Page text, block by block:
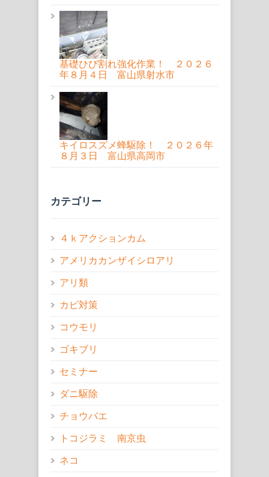
基礎ひび割れ強化作業！ ２０２６
年８月４日 富山県射水市
キイロスズメ蜂駆除！ ２０２６年
８月３日 富山県高岡市
カテゴリー
４ｋアクションカム
アメリカカンザイシロアリ
アリ類
カビ対策
コウモリ
ゴキブリ
セミナー
ダニ駆除
チョウバエ
トコジラミ 南京虫
ネコ